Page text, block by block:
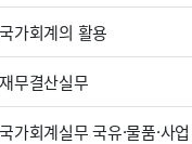
가회계의 활용
무결산실무
회계실무 국유·물품·사업